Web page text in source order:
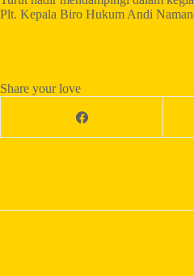
Plt. Kepala Biro Hukum Andi
Share your love